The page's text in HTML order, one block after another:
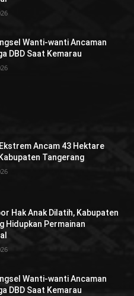
Wanti-wanti Ancaman
DBD Saat Kemarau
Ancam 43 Hektare
Tangerang
Hak Anak Dilatih, Kabupaten
Hidupkan Permainan
Wanti-wanti Ancaman
DBD Saat Kemarau